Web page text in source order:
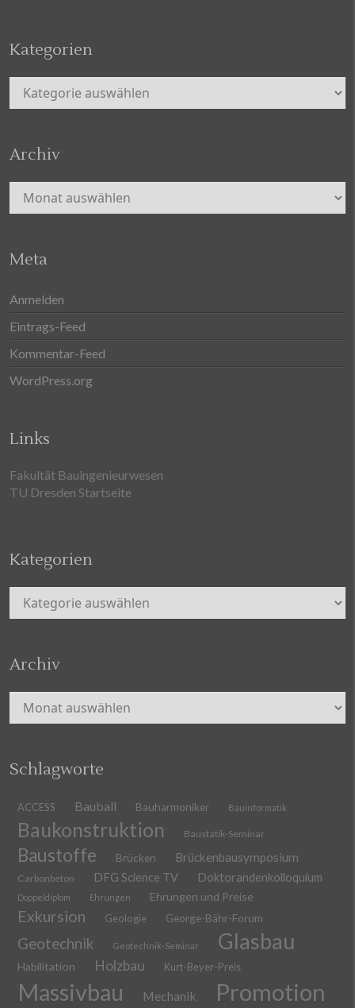
Kategorien
Kategorien
Archiv
Archiv
Meta
Anmelden
Eintrags-Feed
Kommentar-Feed
WordPress.org
Links
Fakultät Bauingenieurwesen
TU Dresden Startseite
Kategorien
Kategorien
Archiv
Archiv
Schlagworte
ACCESS Bauball Bauharmoniker Bauinformatik
Baukonstruktion Baustatik-Seminar
Baustoffe Brücken Brückenbausymposium
Carbonbeton DFG Science TV Doktorandenkolloquium
Doppeldiplom Ehrungen Ehrungen und Preise
Exkursion Geologie George-Bähr-Forum
Geotechnik Geotechnik-Seminar Glasbau
Habilitation Holzbau Kurt-Beyer-Preis
Massivbau Mechanik Promotion